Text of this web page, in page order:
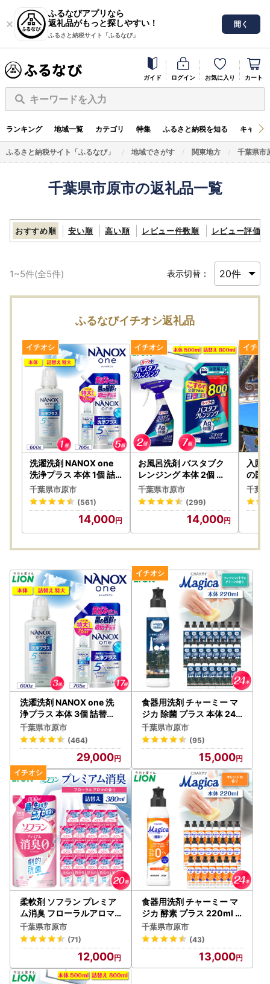
ふるなびアプリなら
返礼品がもっと探しやすい！
ふるさと納税サイト「ふるなび」
開く
ガイド ログイン お気に入り カート
キーワードを入力
ランキング 地域一覧 カテゴリ 特集 ふるさと納税を知る キャン
ふるさと納税サイト「ふるなび」 地域でさがす 関東地方 千葉県市
千葉県市原市の返礼品一覧
おすすめ順 安い順 高い順 レビュー件数順 レビュー評価順
1~5件(全5件) 表示切替：
ふるなびイチオシ返礼品
洗濯洗剤 NANOX one
洗浄プラス 本体 1個 詰
替え 5個
千葉県市原市
(561)
14,000
お風呂洗剤 バスタブク
レンジング 本体 2個 詰
替え 7個 風呂 洗剤
千葉県市原市
(299)
14,000
入園
の国
入場
千葉
洗濯洗剤 NANOX one 洗
浄プラス 本体 3個 詰替え 1
7個
千葉県市原市
(464)
29,000
食器用洗剤 チャーミー マ
ジカ 除菌 プラス 本体 24
個 食器洗剤
千葉県市原市
(95)
15,000
柔軟剤 ソフラン プレミア
ム消臭 フローラルアロマ
詰替え 380ml 20個 柔軟
剤
千葉県市原市
(71)
12,000
食器用洗剤 チャーミー マ
ジカ 酵素 プラス 220ml 2
4個 食器洗剤
千葉県市原市
(43)
13,000